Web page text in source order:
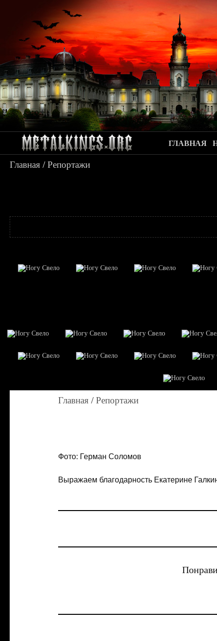
ГЛАВНАЯ
Главная /Репортажи
Главная /Репортажи
Фото: Герман Соломов
Выражаем благодарность Екатерине